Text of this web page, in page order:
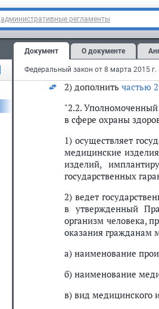
административные регламенты
Документ О документе
"2.1. Предельные
Правительством
оказании
медицинской
фактическим
определяются в
2) дополнить частью
"2.2.
в сфере охраны
1) осуществляет
медицинские
изделий,
государственных
2) ведет
в утвержденный
организм человека,
оказания гражданам
а) наименование
б) наименование
в) вид медицинского